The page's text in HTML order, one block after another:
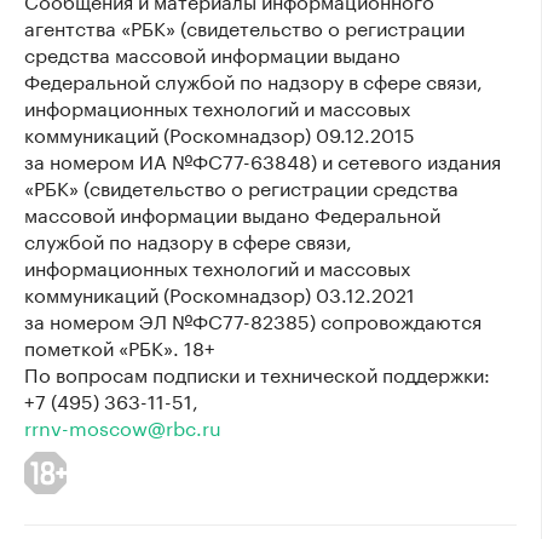
агентства «РБК» (свидетельство о регистрации
средства массовой информации выдано
Федеральной службой по надзору в сфере связи,
информационных технологий и массовых
коммуникаций (Роскомнадзор) 09.12.2015
за номером ИА №ФС77-63848) и сетевого издания
«РБК» (свидетельство о регистрации средства
массовой информации выдано Федеральной
службой по надзору в сфере связи,
информационных технологий и массовых
коммуникаций (Роскомнадзор) 03.12.2021
за номером ЭЛ №ФС77-82385) сопровождаются
пометкой «РБК». 18+
По вопросам подписки и технической поддержки:
+7 (495) 363-11-51,
rrnv-moscow@rbc.ru